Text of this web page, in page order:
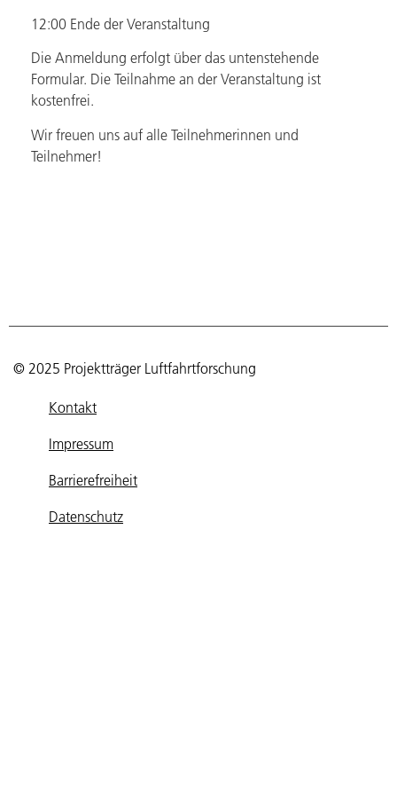
12:00 Ende der Veranstaltung
Die Anmeldung erfolgt über das untenstehende
Formular. Die Teilnahme an der Veranstaltung ist
kostenfrei.
Wir freuen uns auf alle Teilnehmerinnen und
Teilnehmer!
© 2025 Projektträger Luftfahrtforschung
Kontakt
Impressum
Barrierefreiheit
Datenschutz